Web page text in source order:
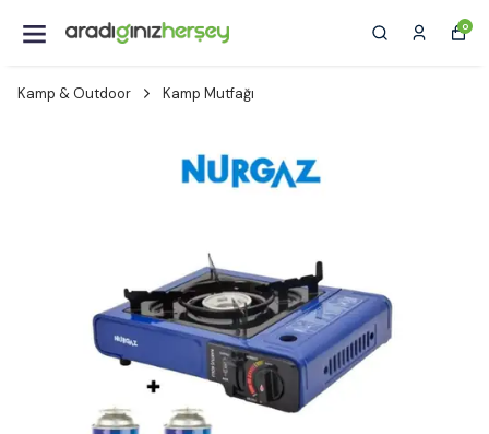
0
Kamp & Outdoor Kamp Mutfağı